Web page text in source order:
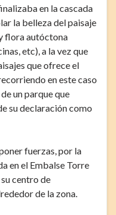
en la cascada
la belleza del paisaje
flora autóctona
etc), a la vez que
que ofrece el
en este caso
un parque que
su declaración como
fuerzas, por la
en el Embalse Torre
centro de
de la zona.